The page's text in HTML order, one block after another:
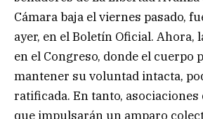
Cámara baja el viernes pasado,
ayer, en el Boletín Oficial. Ahora,
en el Congreso, donde el cuerpo
mantener su voluntad intacta,
ratificada. En tanto,
que impulsarán un amparo